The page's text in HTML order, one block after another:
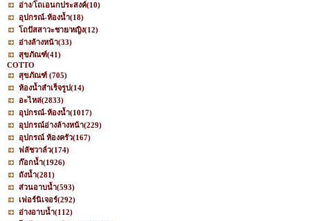
อ่าง/โถเอนกประสงค์(10)
อุปกรณ์-ห้องน้ำ(18)
โถปัสสาวะชาย/หญิง(12)
อ่างล้างหน้า(33)
สุขภัณฑ์(41)
COTTO
สุขภัณฑ์ (705)
ห้องน้ำสำเร็จรูป(14)
อะไหล่(2833)
อุปกรณ์-ห้องน้ำ(1017)
อุปกรณ์อ่างล้างหน้า(229)
อุปกรณ์ ห้องครัว(167)
ฟลัชวาล์ว(174)
ก๊อกน้ำ(1926)
ถังน้ำ(281)
ส่วนอาบน้ำ(593)
เฟอร์นิเจอร์(292)
อ่างอาบน้ำ(112)